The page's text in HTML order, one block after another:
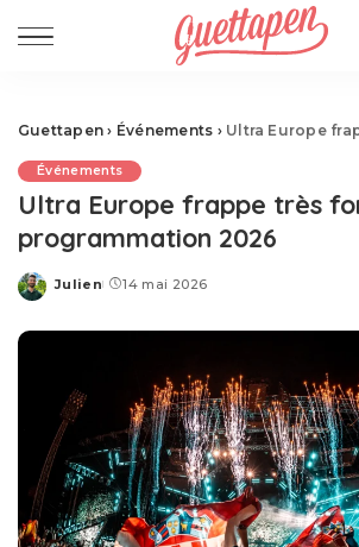
Guettapen › Événements › Ultra Europe frappe très
Événements
Ultra Europe frappe très
programmation 2026
Posted
Julien 14 mai 2026